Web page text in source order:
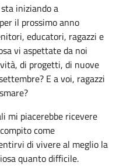
iniziando a
il prossimo anno
educatori, ragazzi e
vi aspettate da noi
di progetti, di nuove
E a voi, ragazzi
mi piacerebbe ricevere
come
di vivere al meglio la
quanto difficile.